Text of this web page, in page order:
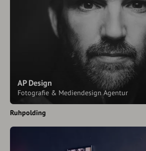
AP Design
Fotografie & Mediendesign Agentur
Ruhpolding